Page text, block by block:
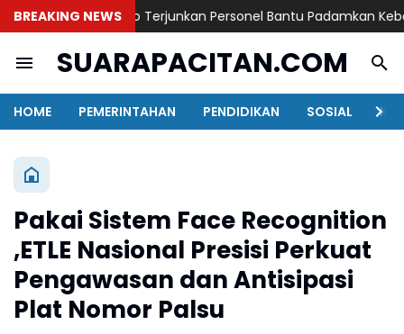
BREAKING NEWS
Probolinggo Terjunkan Personel Bantu Padamkan
SUARAPACITAN.COM
HOME PEMERINTAHAN PENDIDIKAN SOSIAL
Pakai Sistem Face Recognition
,ETLE Nasional Presisi Perkuat
Pengawasan dan Antisipasi
Plat Nomor Palsu